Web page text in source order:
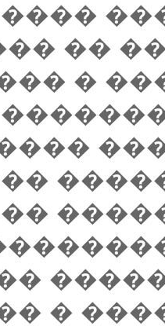
��
�
�